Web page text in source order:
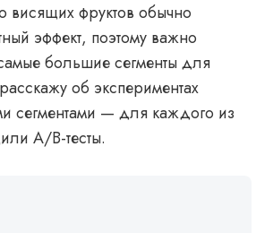
висящих фруктов обычно
эффект, поэтому важно
большие сегменты для
об экспериментах
сегментами — для каждого из
А/В-тесты.